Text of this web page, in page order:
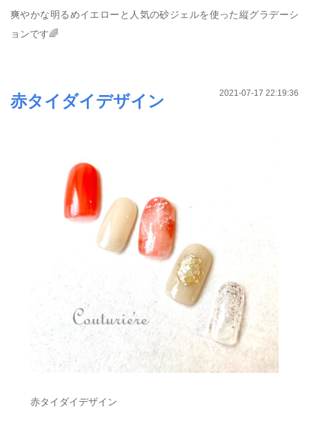
爽やかな明るめイエローと人気の砂ジェルを使った縦グラデーシ
ョンです🌈
2021-07-17 22:19:36
赤タイダイデザイン
赤タイダイデザイン